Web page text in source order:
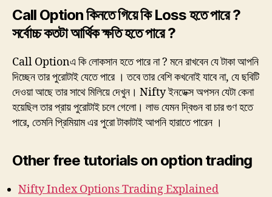
Call Option কিনতে গিয়ে কি Loss হতে পারে ?
সর্বোচ্চ কতটা আর্থিক ক্ষতি হতে পারে ?
Call Optionএ কি লোকসান হতে পারে না ? মনে রাখবেন যে টাকা আপনি
দিচ্ছেন তার পুরোটাই যেতে পারে । তবে তার বেশি কখনোই যাবে না, যে ছবিটি
দেওয়া আছে তার সাথে মিলিয়ে দেখুন। Nifty ইনডেক্স অপসন যেটা কেনা
হয়েছিল তার প্রায় পুরোটাই চলে গেলো। লাভ যেমন দ্বিগুন বা চার গুণ হতে
পারে, তেমনি প্রিমিয়াম এর পুরো টাকাটাই আপনি হারাতে পারেন ।
Other free tutorials on option trading
Nifty Index Options Trading Explained